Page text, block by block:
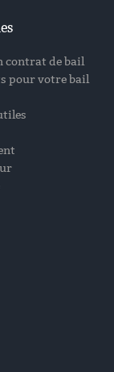
contrat de bail
pour votre bail